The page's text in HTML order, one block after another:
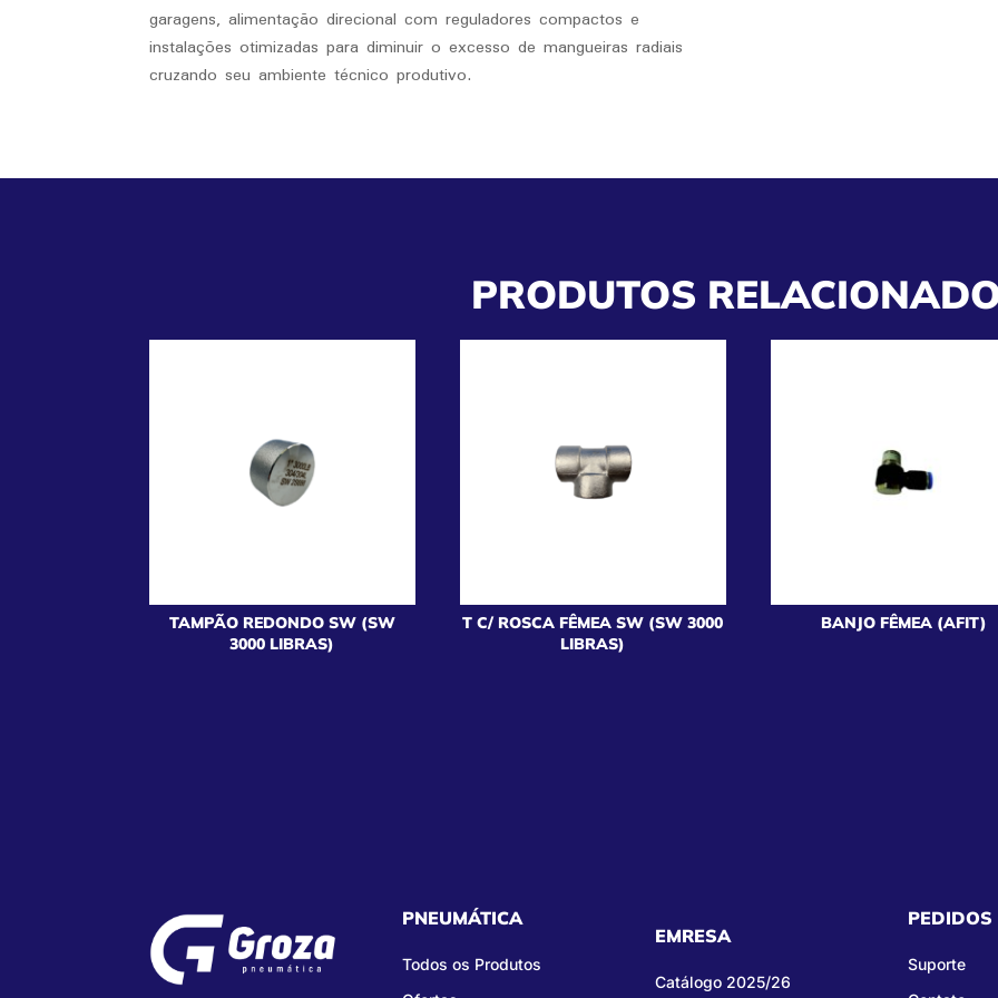
garagens, alimentação direcional com reguladores compactos e
instalações otimizadas para diminuir o excesso de mangueiras radiais
cruzando seu ambiente técnico produtivo.
PRODUTOS
TAMPÃO REDONDO SW (SW
3000 LIBRAS)
T C/ ROSCA FÊMEA SW (SW 3000
LIBRAS)
BANJO FÊMEA (AFIT)
PNEUMÁTICA
Todos os Produtos
EMRESA
Catálogo 2025/26
PEDIDOS
Suporte